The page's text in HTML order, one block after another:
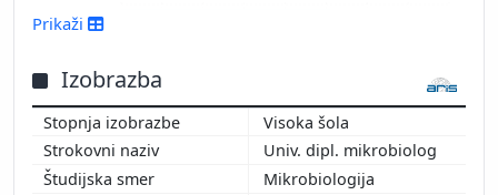
2010
2011
2012
2014
2016
Prikaži
Izobrazba
Visoka šola
Univ. dipl. mikrobiolog
Mikrobiologija